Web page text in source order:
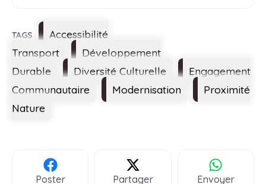
Étiquettes
Accessibilité
Transport
Développement
Durable
Diversité Culturelle
Engagement
Communautaire
Modernisation
Proximité
Nature
Poster Partager Envoyer